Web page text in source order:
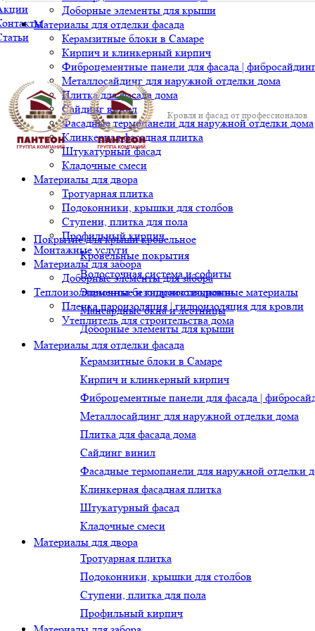
Доборные элементы для крыши
Материалы для отделки фасада
Керамзитные блоки в Самаре
Кирпич и клинкерный кирпич
Фиброцементные панели для фасада |
Металлосайдинг для наружной отделки дома
Плитка для фасада дома
Сайдинг винил
Фасадные термопанели для наружной отделки дома
Клинкерная фасадная плитка
Штукатурный фасад
Кладочные смеси
Материалы для двора
Тротуарная плитка
Подоконники, крышки для столбов
Ступени, плитка для пола
Профильный кирпич
Монтажные услуги
Материалы для забора
Доборные элементы для забора
Теплоизоляционные и гидроизоляционные материалы
Пленка пароизоляция | гидроизоляция для кровли
Утеплитель для строительства дома
Кровля и фасад от профессионалов
Покрытие для крыши кровельное
Кровельные покрытия
Водосточная система и софиты
Элементы безопасности кровли
Мансардные окна и лестницы
Доборные элементы для крыши
Материалы для отделки фасада
Керамзитные блоки в Самаре
Кирпич и клинкерный кирпич
Фиброцементные панели для фасада |
Металлосайдинг для наружной отделки дома
Плитка для фасада дома
Сайдинг винил
Фасадные термопанели для наружной отделки
Клинкерная фасадная плитка
Штукатурный фасад
Кладочные смеси
Материалы для двора
Тротуарная плитка
Подоконники, крышки для столбов
Ступени, плитка для пола
Профильный кирпич